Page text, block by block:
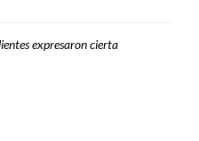
expresaron cierta